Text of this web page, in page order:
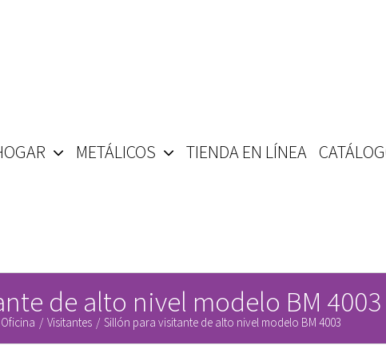
METÁLICOS TIENDA EN LÍNEA
de alto nivel modelo BM 4003
/ Visitantes / Sillón para visitante de alto nivel modelo BM 4003